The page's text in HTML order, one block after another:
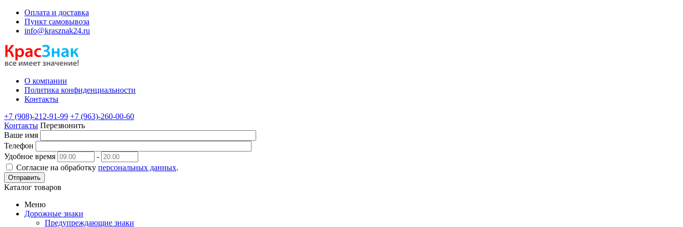
Оплата и доставка
Пункт самовывоза
info@krasznak24.ru
О компании
Политика конфиденциальности
Контакты
+7 (908)-212-91-99 +7 (963)-260-00-60
Контакты Перезвонить
Ваше имя
Телефон
Удобное время
-
Согласие на обработку персональных данных.
Отправить
Каталог товаров
Меню
Дорожные знаки
Предупреждающие знаки